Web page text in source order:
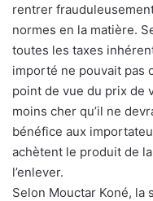
rentrer
normes en la matière.
toutes les taxes
importé ne pouvait pas
point de vue du prix de
moins cher qu’il ne
bénéfice aux
achètent le produit de
l’enlever.
Selon Mouctar Koné,